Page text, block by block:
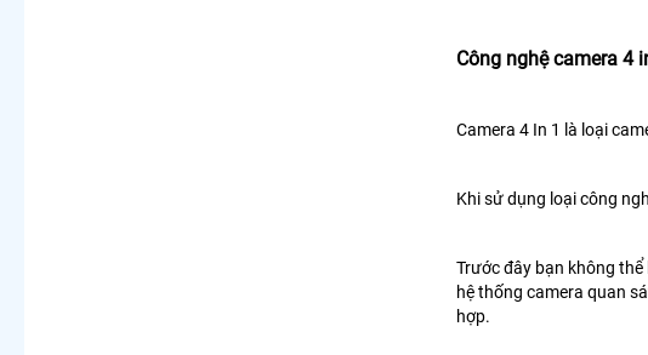
Công nghệ camera 4
Camera 4 In 1 là loại
Khi sử dụng loại công
Trước đây bạn không
hệ thống camera quan
hợp.